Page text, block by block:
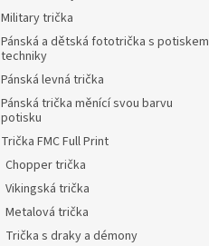
Military trička
Pánská a dětská fototrička s potiskem
techniky
Pánská levná trička
Pánská trička měnící svou barvu
potisku
Trička FMC Full Print
Chopper trička
Vikingská trička
Metalová trička
Trička s draky a démony